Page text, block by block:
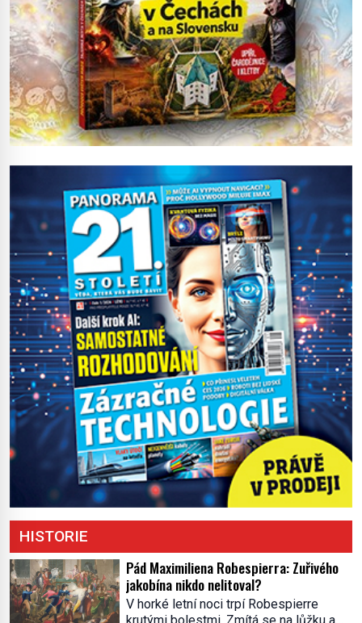
HISTORIE
Pád Maximiliena Robespierra: Zuřivého
jakobína nikdo nelitoval?
V horké letní noci trpí Robespierre
krutými bolestmi. Zmítá se na lůžku a